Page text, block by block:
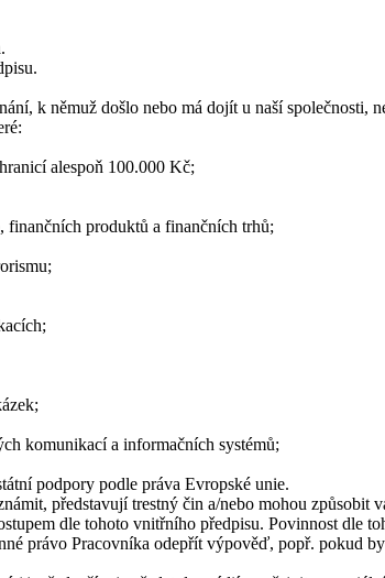
k němuž došlo nebo má dojít u naší společnosti,
alespoň 100.000 Kč;
produktů a finančních trhů;
komunikací a informačních systémů;
podpory podle práva Evropské unie.
představují trestný čin a/nebo mohou způsobit
dle tohoto vnitřního předpisu. Povinnost dle
právo Pracovníka odepřít výpověď, popř. pokud